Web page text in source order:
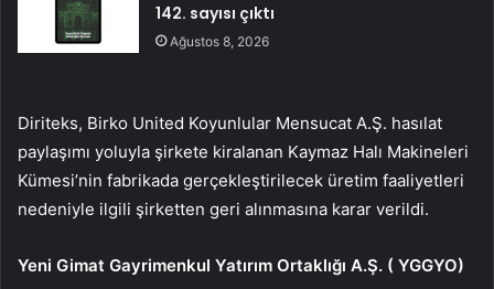
142. sayısı çıktı
Ağustos 8, 2026
Diriteks, Birko United Koyunlular Mensucat A.Ş. hasılat
paylaşımı yoluyla şirkete kiralanan Kaymaz Halı Makineleri
Kümesi’nin fabrikada gerçekleştirilecek üretim faaliyetleri
nedeniyle ilgili şirketten geri alınmasına karar verildi.
Yeni Gimat Gayrimenkul Yatırım Ortaklığı A.Ş. ( YGGYO)